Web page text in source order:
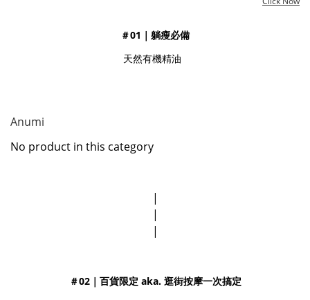
＃01｜躺瘦必備
天然有機精油
Anumi
No product in this category
|
|
|
＃02｜百貨限定 aka. 逛街按摩一次搞定